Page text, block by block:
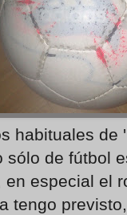
habituales de
sólo de fútbol
en especial el
tengo